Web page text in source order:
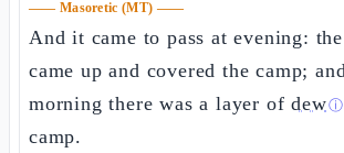
—— Masoretic (MT) ——
And it came to pass at evening: the
came up and covered the camp;
morning there was a layer ofdewⓘ
camp.